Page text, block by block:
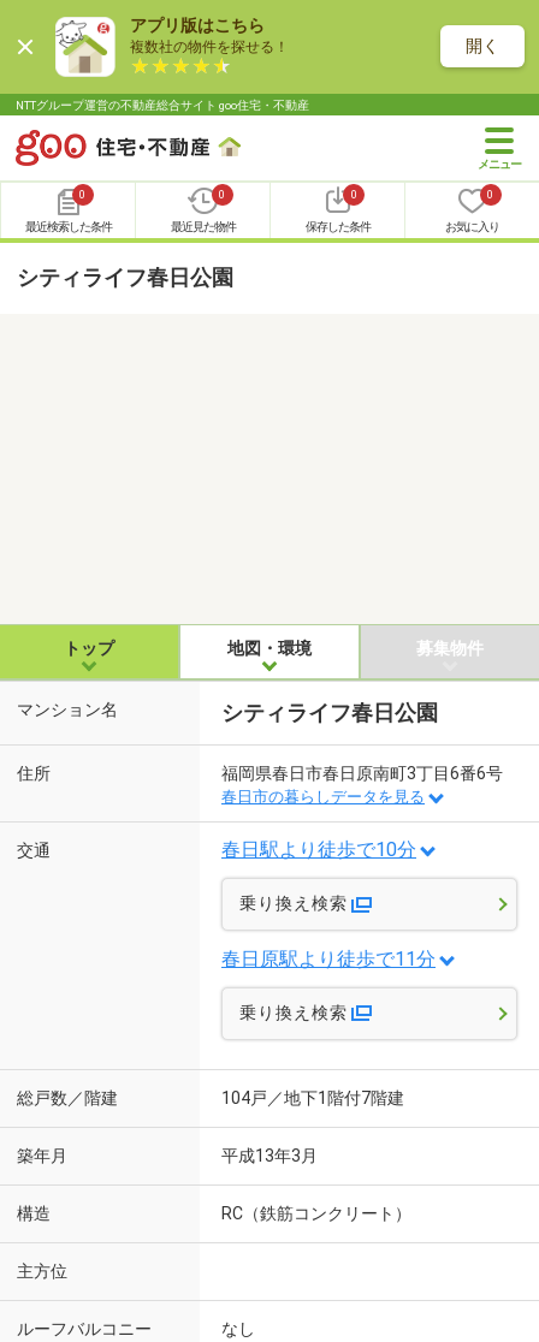
アプリ版はこちら
複数社の物件を探せる！ 開く
NTTグループ運営の不動産総合サイト goo住宅・不動産
0
最近検索した条件
0
最近見た物件
0
保存した条件
0
お気に入り
シティライフ春日公園
トップ 地図・環境 募集物件
マンション名 シティライフ春日公園
住所 福岡県春日市春日原南町3丁目6番6号
春日市の暮らしデータを見る
交通 春日駅より徒歩で10分
乗り換え検索
春日原駅より徒歩で11分
乗り換え検索
総戸数／階建 104戸／地下1階付7階建
築年月 平成13年3月
構造 RC（鉄筋コンクリート）
主方位
ルーフバルコニー なし